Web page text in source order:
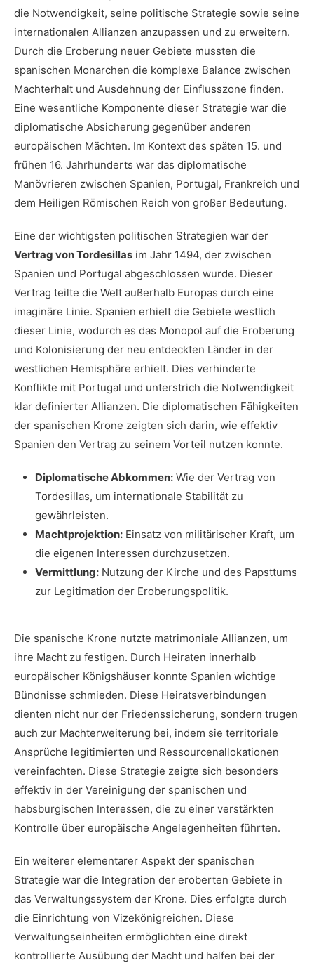
die ⁤Notwendigkeit, seine politische Strategie sowie seine
internationalen Allianzen ‌anzupassen und zu ⁤erweitern.
Durch die ⁤Eroberung neuer Gebiete mussten die
spanischen Monarchen die komplexe Balance zwischen
Machterhalt‍ und Ausdehnung der Einflusszone finden.
Eine wesentliche Komponente dieser Strategie war die
diplomatische Absicherung‌ gegenüber anderen
europäischen Mächten. Im Kontext des späten 15. und
frühen 16.‍ Jahrhunderts war das diplomatische
Manövrieren zwischen Spanien, Portugal, Frankreich und
dem‍ Heiligen Römischen Reich von großer Bedeutung.
Eine der wichtigsten ‌politischen Strategien war der ‍
Vertrag ‍von Tordesillas im Jahr 1494, der zwischen
Spanien und Portugal abgeschlossen wurde. Dieser
Vertrag teilte die Welt außerhalb Europas ⁤durch eine
imaginäre Linie. Spanien⁤ erhielt die Gebiete westlich
dieser Linie, wodurch es das Monopol auf die Eroberung⁤
und ​Kolonisierung der neu entdeckten Länder in der
westlichen Hemisphäre erhielt. Dies verhinderte‍
Konflikte mit Portugal‍ und ​unterstrich⁣ die Notwendigkeit
klar definierter Allianzen. Die diplomatischen Fähigkeiten
der spanischen Krone zeigten sich darin, wie effektiv
Spanien den Vertrag zu seinem Vorteil ​nutzen konnte.
Diplomatische Abkommen: Wie ​der Vertrag von
Tordesillas,‌ um internationale⁢ Stabilität zu
gewährleisten.
Machtprojektion: Einsatz von ⁣militärischer Kraft, um
die ⁢eigenen Interessen ‌durchzusetzen.
Vermittlung: Nutzung der Kirche und des Papsttums
zur Legitimation der Eroberungspolitik.
Die​ spanische ⁤Krone nutzte matrimoniale Allianzen, um
ihre ​Macht zu festigen. Durch Heiraten innerhalb
europäischer Königshäuser konnte⁣ Spanien wichtige
Bündnisse schmieden. ‍Diese Heiratsverbindungen
dienten nicht nur der Friedenssicherung, sondern trugen
auch zur ​Machterweiterung bei, indem ⁣sie ‌territoriale
Ansprüche legitimierten und Ressourcenallokationen
vereinfachten. Diese Strategie zeigte sich ⁢besonders
effektiv in‌ der Vereinigung der spanischen und​
habsburgischen Interessen, ⁣die zu einer verstärkten
Kontrolle über europäische Angelegenheiten führten.
Ein weiterer ​elementarer Aspekt der spanischen
Strategie war die ‌Integration der eroberten ⁢Gebiete in
das Verwaltungssystem⁢ der Krone. Dies erfolgte durch
die ⁣Einrichtung von Vizekönigreichen.‌ Diese
‍Verwaltungseinheiten ermöglichten‌ eine direkt
kontrollierte Ausübung der Macht und halfen bei der